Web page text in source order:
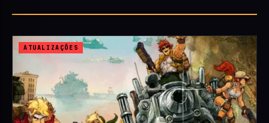
ATUALIZAÇÕES